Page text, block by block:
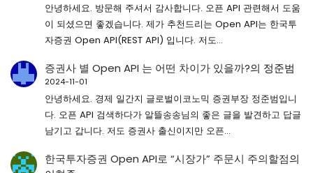
안녕하세요. 방문해 주셔서 감사합니다. 오픈 API 관련해서 도움
이 되셨으면 좋겠습니다. 제가 추천드리는 Open API는 한국투
자증권 Open API(REST API) 입니다. 저도…
증권사 별 Open API 는 어떤 차이가 있을까?의 정준범
2024-11-01
안녕하세요. 경제 일간지 글로벌이코노믹 증권부장 정준범입니
다. 오픈 API 검색하다가 알뜰송송님의 좋은 글을 발견하고 답글
남기고 갑니다. 저도 증권사 출신이지만 오픈…
한국투자증권 Open API로 “시장가” 주문시 주의할점의